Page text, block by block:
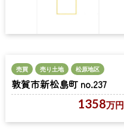
売買 売り土地 松原地区
敦賀市新松島町 no.237
1358万円